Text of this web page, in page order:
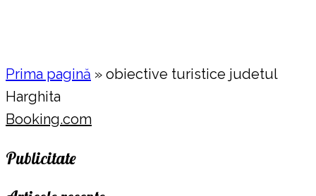
Prima pagină » obiective turistice judetul
Harghita
Booking.com
Publicitate